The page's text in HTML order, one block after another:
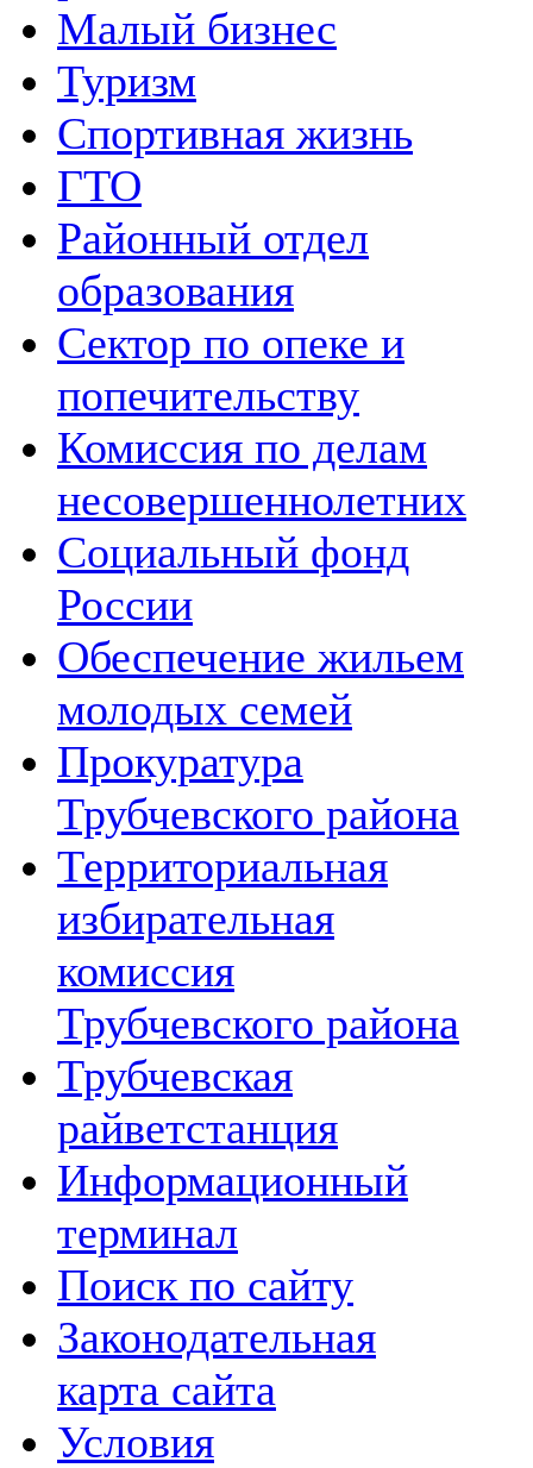
Малый бизнес
Туризм
Спортивная жизнь
ГТО
Районный отдел
образования
Сектор по опеке и
попечительству
Комиссия по делам
несовершеннолетних
Социальный фонд
России
Обеспечение жильем
молодых семей
Прокуратура
Трубчевского района
Территориальная
избирательная
комиссия
Трубчевского района
Трубчевская
райветстанция
Информационный
терминал
Поиск по сайту
Законодательная
карта сайта
Условия